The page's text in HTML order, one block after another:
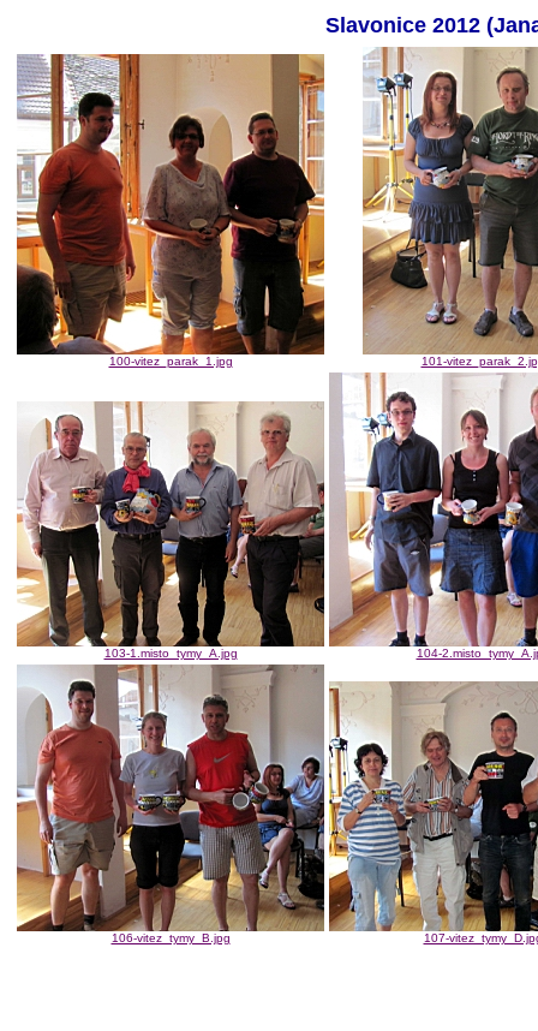
Slavonice 2012
100-vitez_parak_1.jpg 101-
103-1.misto_tymy_A.jpg 104-
106-vitez_tymy_B.jpg 107-